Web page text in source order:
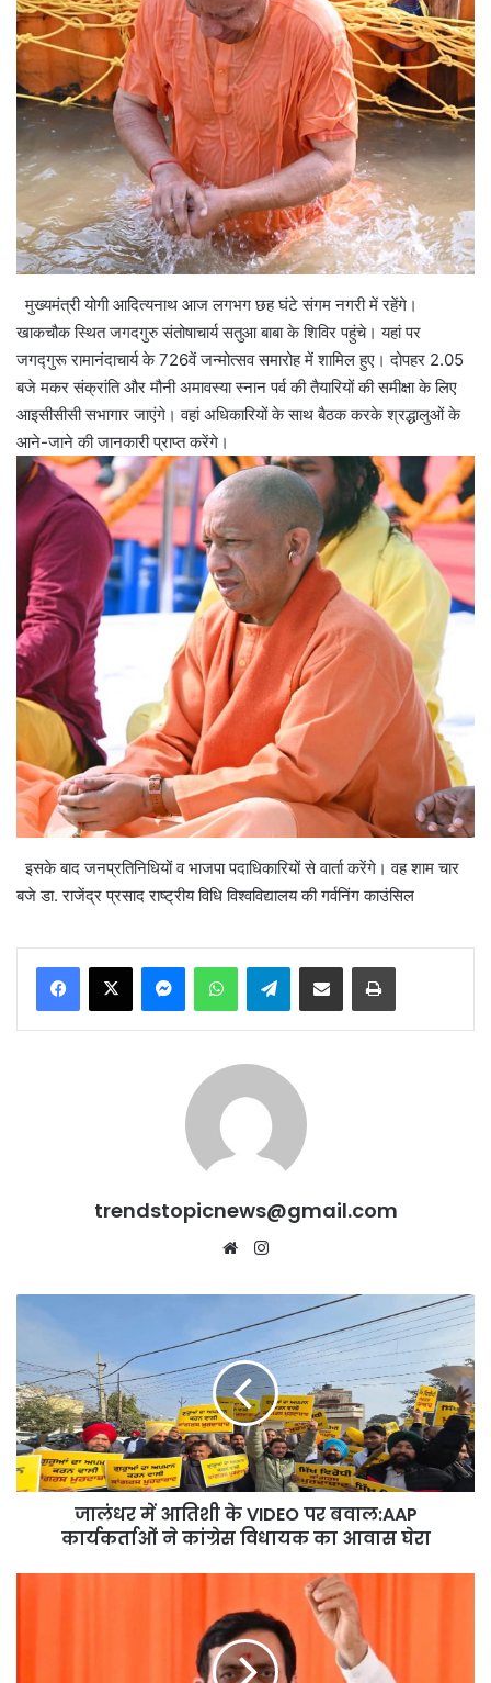
मुख्यमंत्री योगी आदित्यनाथ आज लगभग छह घंटे संगम नगरी में रहेंगे।
खाकचौक स्थित जगदगुरु संतोषाचार्य सतुआ बाबा के शिविर पहुंचे। यहां पर
जगद्गुरू रामानंदाचार्य के 726वें जन्मोत्सव समारोह में शामिल हुए। दोपहर 2.05
बजे मकर संक्रांति और मौनी अमावस्या स्नान पर्व की तैयारियों की समीक्षा के लिए
आइसीसीसी सभागार जाएंगे। वहां अधिकारियों के साथ बैठक करके श्रद्धालुओं के
आने-जाने की जानकारी प्राप्त करेंगे।
इसके बाद जनप्रतिनिधियों व भाजपा पदाधिकारियों से वार्ता करेंगे। वह शाम चार
बजे डा. राजेंद्र प्रसाद राष्ट्रीय विधि विश्वविद्यालय की गर्वनिंग काउंसिल
MessengerWhatsAppTelegramShare via Email Print
trendstopicnews@gmail.com
Website
के
VIDEO
पर
बवाल:AAP
कार्यकर्ताओं
ने
जालंधर में आतिशी के VIDEO पर बवाल:AAP
कार्यकर्ताओं ने कांग्रेस विधायक का आवास घेरा